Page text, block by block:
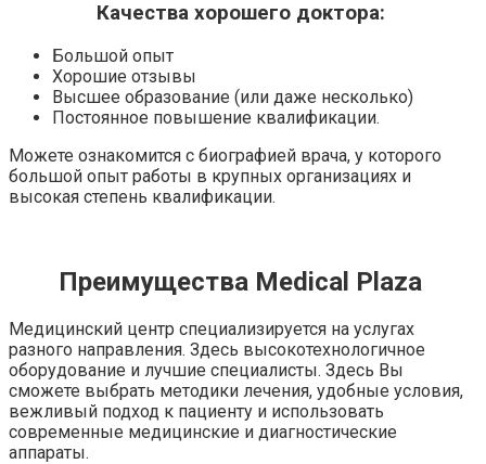
Качества хорошего доктора:
Большой опыт
Хорошие отзывы
Высшее образование (или даже несколько)
Постоянное повышение квалификации.
Можете ознакомится с биографией врача, у которого
большой опыт работы в крупных организациях и
высокая степень квалификации.
Преимущества Medical Plaza
Медицинский центр специализируется на услугах
разного направления. Здесь высокотехнологичное
оборудование и лучшие специалисты. Здесь Вы
сможете выбрать методики лечения, удобные условия,
вежливый подход к пациенту и использовать
современные медицинские и диагностические
аппараты.